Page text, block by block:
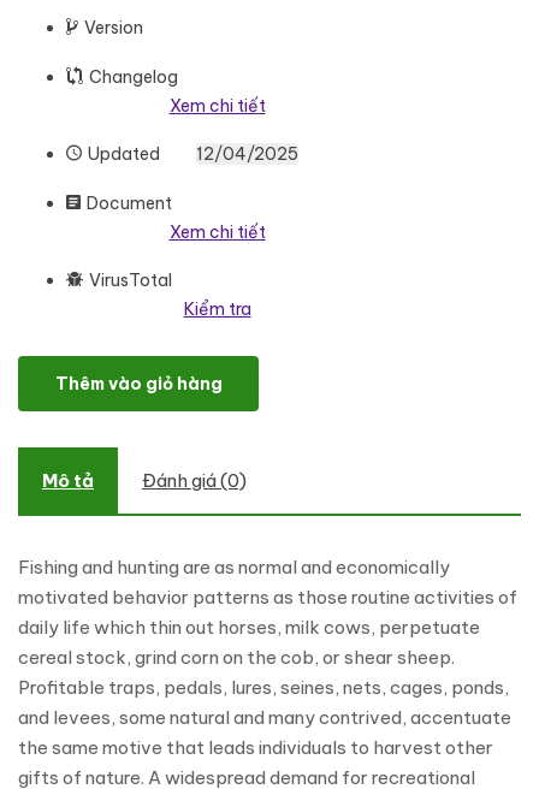
Version
Changelog
Xem chi tiết
Updated 12/04/2025
Document
Xem chi tiết
VirusTotal
Kiểm tra
Fisclub - Fishing & Hunting WordPress Theme số lượng
Thêm vào giỏ hàng
Mô tả Đánh giá (0)
Fishing and hunting are as normal and economically
motivated behavior patterns as those routine activities of
daily life which thin out horses, milk cows, perpetuate
cereal stock, grind corn on the cob, or shear sheep.
Profitable traps, pedals, lures, seines, nets, cages, ponds,
and levees, some natural and many contrived, accentuate
the same motive that leads individuals to harvest other
gifts of nature. A widespread demand for recreational